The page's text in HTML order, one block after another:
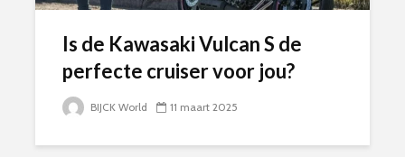
Is de Kawasaki Vulcan S de
perfecte cruiser voor jou?
BIJCK World 11 maart 2025